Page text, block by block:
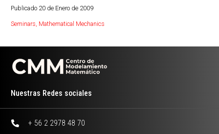
Publicado 20 de Enero de 2009
Seminars, Mathematical Mechanics
Nuestras Redes sociales
+ 56 2 2978 48 70